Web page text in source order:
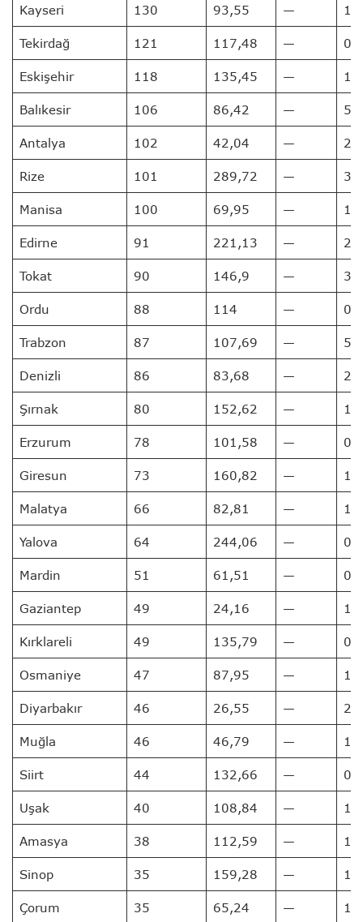
Kayseri 130 93,55 — 1
Tekirdağ 121 117,48 — 0
Eskişehir 118 135,45 — 1
Balıkesir 106 86,42 — 5
Antalya 102 42,04 — 2
Rize 101 289,72 — 3
Manisa 100 69,95 — 1
Edirne 91 221,13 — 2
Tokat 90 146,9 — 3
Ordu 88 114 — 0
Trabzon 87 107,69 — 5
Denizli 86 83,68 — 2
Şırnak 80 152,62 — 1
Erzurum 78 101,58 — 0
Giresun 73 160,82 — 1
Malatya 66 82,81 — 1
Yalova 64 244,06 — 0
Mardin 51 61,51 — 0
Gaziantep 49 24,16 — 1
Kırklareli 49 135,79 — 0
Osmaniye 47 87,95 — 1
Diyarbakır 46 26,55 — 2
Muğla 46 46,79 — 1
Siirt 44 132,66 — 0
Uşak 40 108,84 — 1
Amasya 38 112,59 — 1
Sinop 35 159,28 — 1
Çorum 35 65,24 — 1